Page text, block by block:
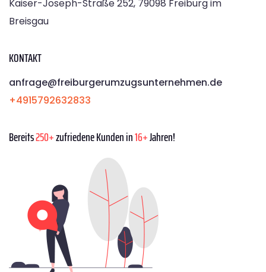
Kaiser-Joseph-Straße 252, 79098 Freiburg im
Breisgau
KONTAKT
anfrage@freiburgerumzugsunternehmen.de
+4915792632833
Bereits250+zufriedene Kunden in16+Jahren!